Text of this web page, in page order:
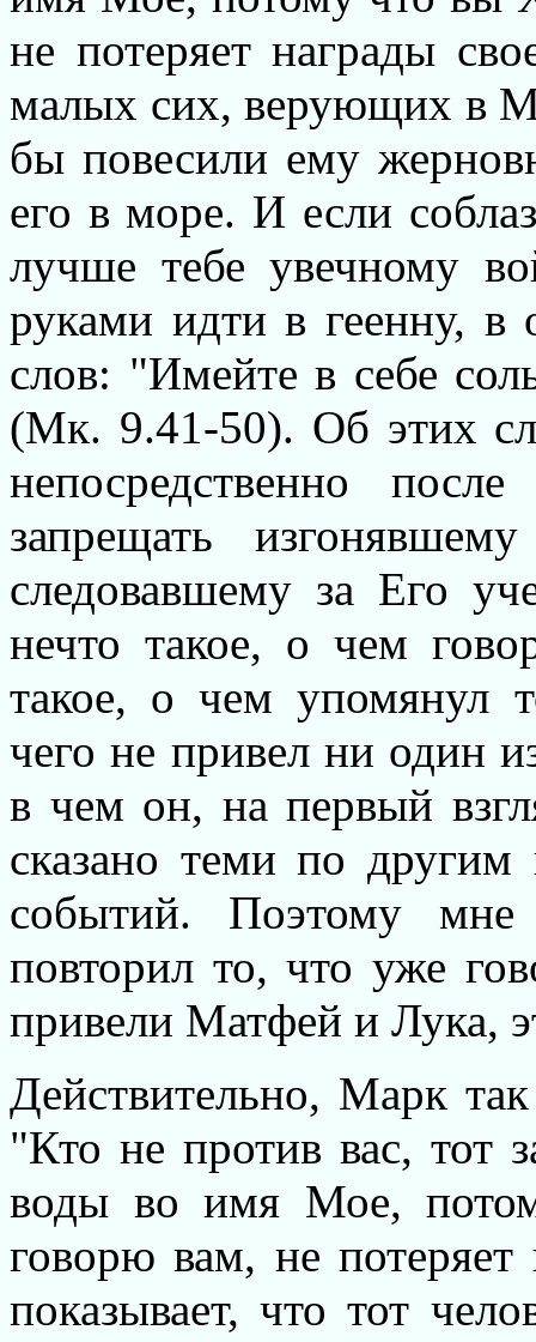
не потеряет награды
малых сих, верующих в
бы повесили ему
его в море. И если
лучше тебе увечному
руками идти в геенну,
слов: "Имейте в себе
(Мк. 9.41-50). Об этих
непосредственно
запрещать
следовавшему за Его
нечто такое, о чем
такое, о чем упомянул
чего не привел ни один
в чем он, на первый
сказано теми по другим
событий. Поэтому мне
повторил то, что уже
привели Матфей и Лука,
Действительно, Марк так
"Кто не против вас, тот
воды во имя Мое,
говорю вам, не
показывает, что тот